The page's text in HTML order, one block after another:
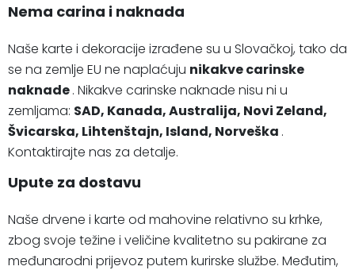
Nema carina i naknada
Naše karte i dekoracije izrađene su u Slovačkoj, tako da
se na zemlje EU ne naplaćuju nikakve carinske
naknade. Nikakve carinske naknade nisu ni u
zemljama: SAD, Kanada, Australija, Novi Zeland,
Švicarska, Lihtenštajn, Island, Norveška .
Kontaktirajte nas za detalje.
Upute za dostavu
Naše drvene i karte od mahovine relativno su krhke,
zbog svoje težine i veličine kvalitetno su pakirane za
međunarodni prijevoz putem kurirske službe. Međutim,